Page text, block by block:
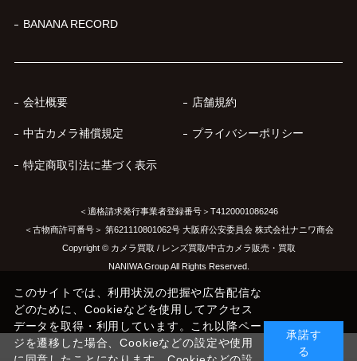
BANANA RECORD
会社概要 店舗規約
中古カメラ補償規定 プライバシーポリシー
特定商取引法に基づく表示
＜適格請求発行事業者登録番号＞T4120001086246
＜古物商許可番号＞ 第621110801062号 大阪府公安委員会 株式会社ナニワ商会
Copyright © カメラ買取 / レンズ買取/中古カメラ販売・買取
NANIWA Group All Rights Reserved.
このサイトでは、利用状況の把握や広告配信な
どのために、Cookieなどを使用してアクセス
データを取得・利用しています。これ以降ペー
ジを遷移した場合、Cookieなどの設定や使用
承諾す
る